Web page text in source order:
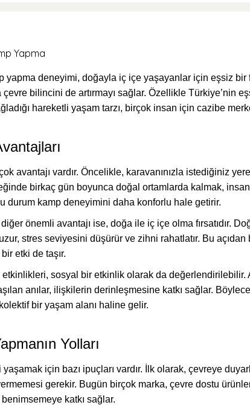
yapma deneyimi, doğayla iç içe yaşayanlar için eşsiz
bilincini de artırmayı sağlar. Özellikle Türkiye’nin
hareketli yaşam tarzı, birçok insan için cazibe
avantajı vardır. Öncelikle, karavanınızla istediğiniz
birkaç gün boyunca doğal ortamlarda kalmak,
durum kamp deneyimini daha konforlu hale getirir.
önemli avantajı ise, doğa ile iç içe olma fırsatıdır.
stres seviyesini düşürür ve zihni rahatlatır. Bu
etki de taşır.
etkinlikleri, sosyal bir etkinlik olarak da
anılar, ilişkilerin derinleşmesine katkı sağlar.
bir yaşam alanı haline gelir.
Yolları
için bazı ipuçları vardır. İlk olarak, çevreye
gerekir. Bugün birçok marka, çevre dostu
katkı sağlar.